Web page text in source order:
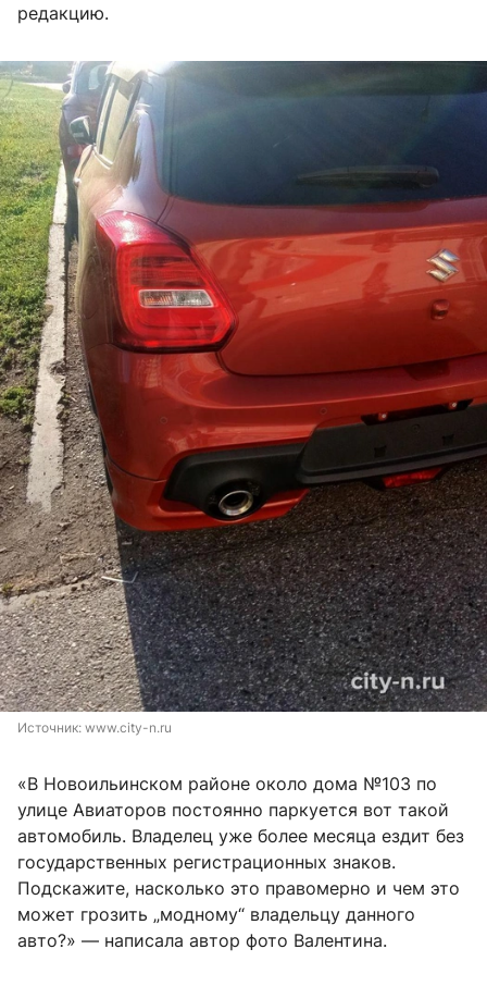
редакцию.
Источник: www.city-n.ru
«В Новоильинском районе около дома №103 по
улице Авиаторов постоянно паркуется вот такой
автомобиль. Владелец уже более месяца ездит без
государственных регистрационных знаков.
Подскажите, насколько это правомерно и чем это
может грозить „модному“ владельцу данного
авто?» — написала автор фото Валентина.